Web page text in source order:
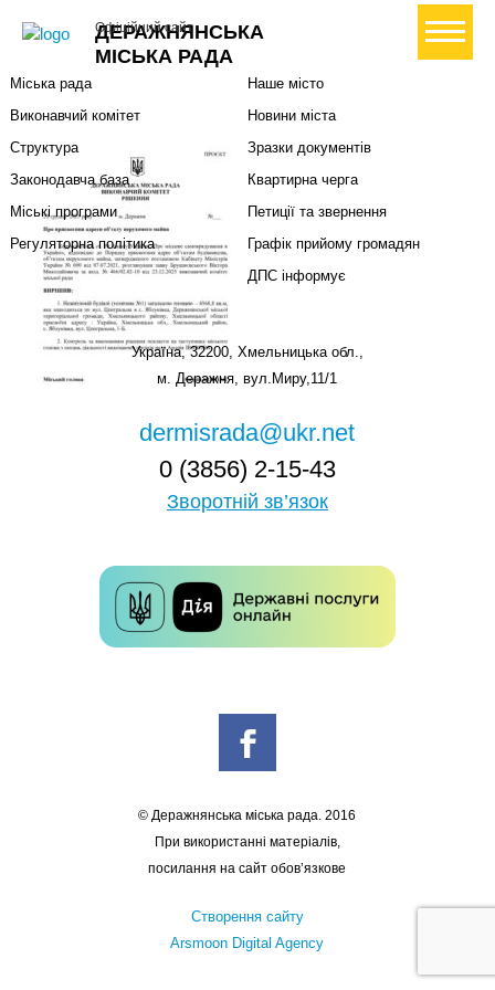
ДЕРАЖНЯНСЬКА
МІСЬКА РАДА
Офіційний сайт+ Створити петицію
Міський голова
Міська рада
Виконавчий комітет
Структура
Законодавча база
Міські програми
Регуляторна політика
Наше місто
Новини міста
Зразки документів
Квартирна черга
Петиції та звернення
Графік прийому громадян
ДПС інформує
Україна, 32200, Хмельницька обл.,
м. Деражня, вул.Миру,11/1
dermisrada@ukr.net
0 (3856) 2-15-43
Зворотній зв’язок
© Деражнянська міська рада. 2016
При використанні матеріалів,
посилання на сайт обов’язкове
Створення сайту
Arsmoon Digital Agency